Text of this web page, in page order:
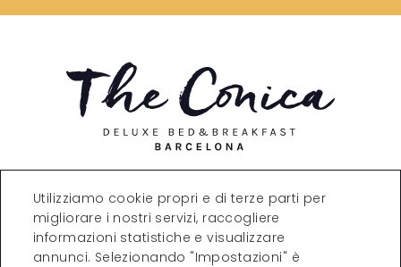
08008 Barcelona
T. +34 935323870
reservations@theconica.co
m
Utilizziamo cookie propri e di terze parti per
migliorare i nostri servizi, raccogliere
informazioni statistiche e visualizzare
annunci. Selezionando "Impostazioni" è